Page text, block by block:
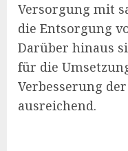
Versorgung mit
die Entsorgung
Darüber hinaus
für die
Verbesserung
ausreichend.